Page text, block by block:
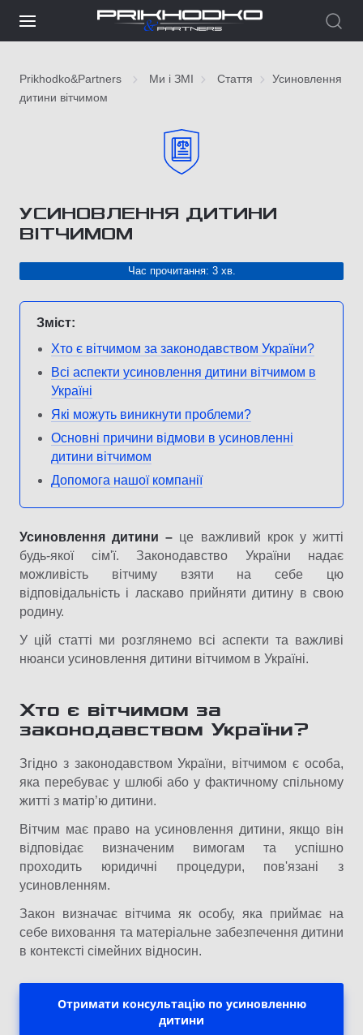
Prikhodko&Partners Ми і ЗМІ Стаття
Усиновлення
дитини вітчимом
УСИНОВЛЕННЯ ДИТИНИ
ВІТЧИМОМ
Час прочитання: 3 хв.
Зміст:
Хто є вітчимом за законодавством України?
Всі аспекти усиновлення дитини вітчимом в
Україні
Які можуть виникнути проблеми?
Основні причини відмови в усиновленні
дитини вітчимом
Допомога нашої компанії
Усиновлення дитини – це важливий крок у житті
будь-якої сім'ї. Законодавство України надає
можливість вітчиму взяти на себе цю
відповідальність і ласкаво прийняти дитину в свою
родину.
У цій статті ми розглянемо всі аспекти та важливі
нюанси усиновлення дитини вітчимом в Україні.
Хто є вітчимом за
законодавством України?
Згідно з законодавством України, вітчимом є особа,
яка перебуває у шлюбі або у фактичному спільному
житті з матір’ю дитини.
Вітчим має право на усиновлення дитини, якщо він
відповідає визначеним вимогам та успішно
проходить юридичні процедури, пов'язані з
усиновленням.
Закон визначає вітчима як особу, яка приймає на
себе виховання та матеріальне забезпечення дитини
в контексті сімейних відносин.
Отримати консультацію по усиновленню
дитини